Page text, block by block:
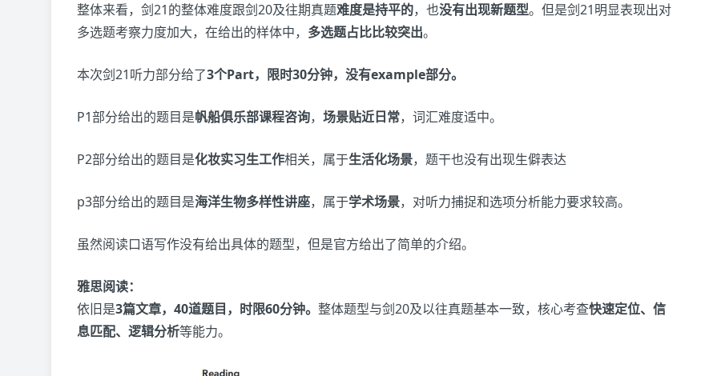
整体来看，剑21的整体难度跟剑20及往期真题难度是持平的，也没有出现新题型。但是剑21明显表现出对
多选题考察力度加大，在给出的样体中， 多选题占比比较突出。
本次剑21听力部分给了3个Part，限时30分钟，没有example部分。
P1部分给出的题目是帆船俱乐部课程咨询， 场景贴近日常，词汇难度适中。
P2部分给出的题目是化妆实习生工作相关，属于生活化场景，题干也没有出现生僻表达
p3部分给出的题目是海洋生物多样性讲座，属于学术场景，对听力捕捉和选项分析能力要求较高。
虽然阅读口语写作没有给出具体的题型，但是官方给出了简单的介绍。
雅思阅读：
依旧是3篇文章，40道题目，时限60分钟。 整体题型与剑20及以往真题基本一致，核心考查快速定位、信
息匹配、逻辑分析等能力。